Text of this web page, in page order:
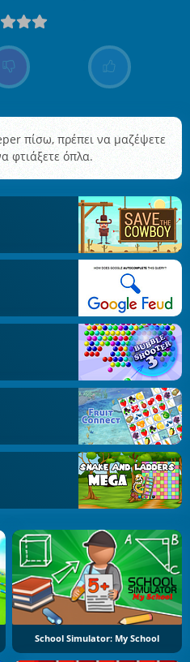
πίσω, πρέπει να μαζέψετε
φτιάξετε όπλα.
School Simulator: My School